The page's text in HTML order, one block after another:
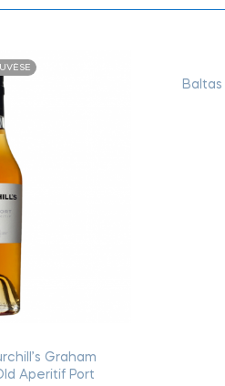
Graham
Aperitif Port